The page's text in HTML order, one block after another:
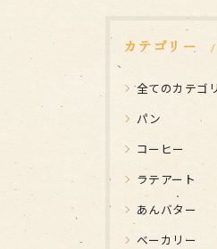
カテゴリー
全てのカテゴ
パン
コーヒー
ラテアート
あんバター
ベーカリー